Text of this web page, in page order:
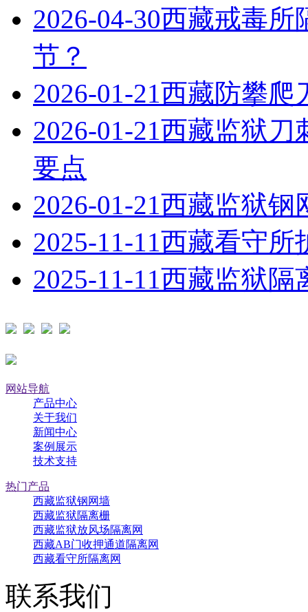
2026-04-30西藏戒毒所
节？
2026-01-21西藏防攀爬
2026-01-21西藏监狱刀
要点
2026-01-21西藏监狱钢
2025-11-11西藏看守所
2025-11-11西藏监狱隔
网站导航
产品中心
关于我们
新闻中心
案例展示
技术支持
热门产品
西藏监狱钢网墙
西藏监狱隔离栅
西藏监狱放风场隔离网
西藏AB门收押通道隔离网
西藏看守所隔离网
联系我们